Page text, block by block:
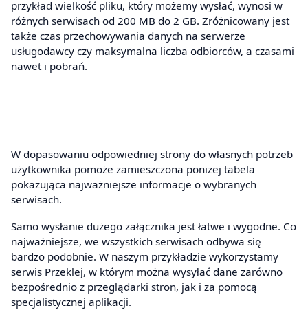
przykład wielkość pliku, który możemy wysłać, wynosi w
różnych serwisach od 200 MB do 2 GB. Zróżnicowany jest
także czas przechowywania danych na serwerze
usługodawcy czy maksymalna liczba odbiorców, a czasami
nawet i pobrań.
W dopasowaniu odpowiedniej strony do własnych potrzeb
użytkownika pomoże zamieszczona poniżej tabela
pokazująca najważniejsze informacje o wybranych
serwisach.
Samo wysłanie dużego załącznika jest łatwe i wygodne. Co
najważniejsze, we wszystkich serwisach odbywa się
bardzo podobnie. W naszym przykładzie wykorzystamy
serwis Przeklej, w którym można wysyłać dane zarówno
bezpośrednio z przeglądarki stron, jak i za pomocą
specjalistycznej aplikacji.